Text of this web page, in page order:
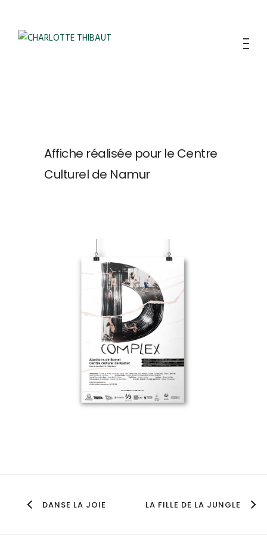
Affiche réalisée pour le Centre
Culturel de Namur
DANSE LA JOIE LA FILLE DE LA JUNGLE